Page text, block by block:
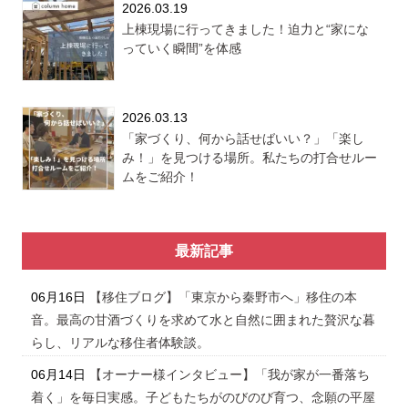
2026.03.19
上棟現場に行ってきました！迫力と“家にな
っていく瞬間”を体感
2026.03.13
「家づくり、何から話せばいい？」「楽し
み！」を見つける場所。私たちの打合せルー
ムをご紹介！
最新記事
06月16日
【移住ブログ】「東京から秦野市へ」移住の本
音。最高の甘酒づくりを求めて水と自然に囲まれた贅沢な暮
らし、リアルな移住者体験談。
06月14日
【オーナー様インタビュー】「我が家が一番落ち
着く」を毎日実感。子どもたちがのびのび育つ、念願の平屋